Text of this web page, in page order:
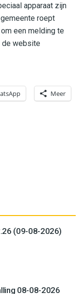
apparaat zijn
roept
een melding te
de website
Meer
(09-08-2026)
08-08-2026